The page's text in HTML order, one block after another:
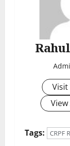
Tags: CRPF